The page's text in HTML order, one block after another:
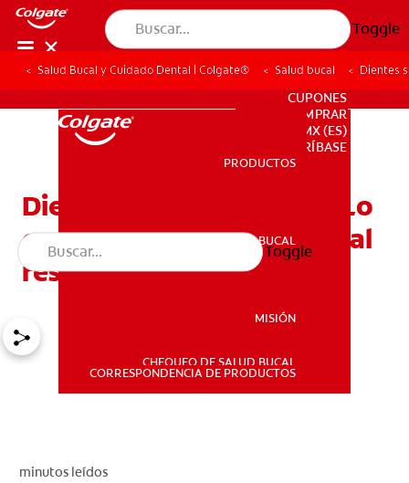
Toggle
PRODUCTOS
SALUD BUCAL
PARA PROFESIONALES
CUPONES
DONDE COMPRAR
MX (ES)
SUSCRÍBASE
PRODUCTOS
SALUD BUCAL
MISIÓN
CHEQUEO DE SALUD BUCAL
CORRESPONDENCIA DE PRODUCTOS
Toggle
Salud Bucal y Cuidado Dental | Colgate® Salud bucal Dientes
Dientes sensibles al frío: Lo
que usted necesita saber al
respecto
minutos leídos